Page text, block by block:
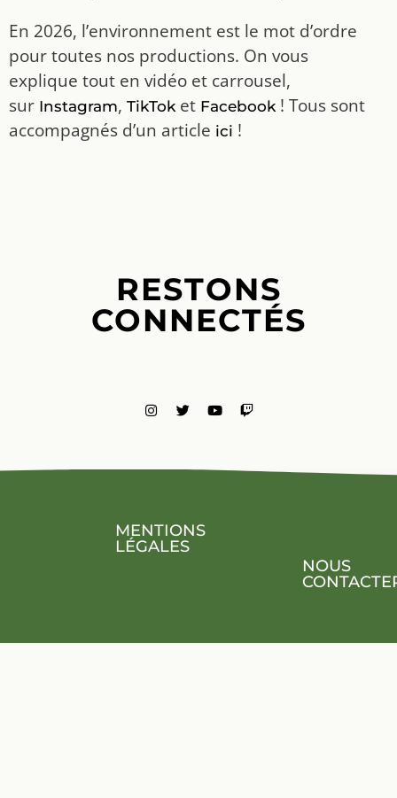
En 2026, l’environnement est le mot d’ordre
pour toutes nos productions. On vous
explique tout en vidéo et carrousel,
sur Instagram, TikToket Facebook! Tous sont
accompagnés d’un article ici !
RESTONS
CONNECTÉS
MENTIONS
LÉGALES
NOUS